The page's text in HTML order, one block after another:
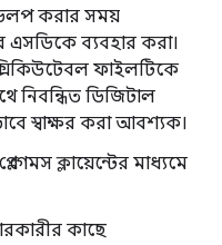
করার সময়
এসডিকে ব্যবহার করা।
ফাইলটিকে
নিবন্ধিত ডিজিটাল
স্বাক্ষর করা আবশ্যক।
ক্লায়েন্টের মাধ্যমে
কাছে